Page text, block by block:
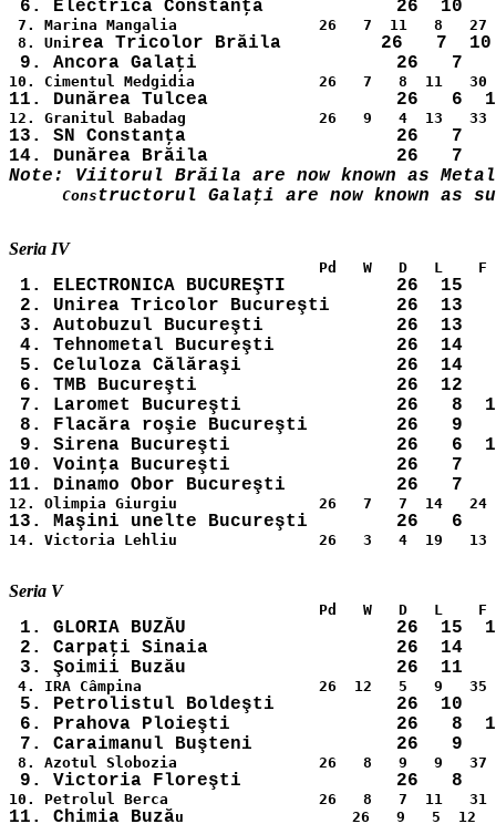
7. Marina Mangalia                26   7  11   8   27
8. Unirea Tricolor Brăila         26   7
13. SN Constanţa                   26   7
      Cons
1. ELECTRONICA BUCUREŞTI          26
2. Unirea Tricolor Bucureşti      26  13
3. Autobuzul Bucureşti            26  13
4. Tehnometal Bucureşti           26  14
5. Celuloza Călăraşi              26  14
6. TMB Bucureşti                  26  12
7. Laromet Bucureşti              26   8
8. Flacăra roşie Bucureşti        26   9
9. Sirena Bucureşti               26   6
10. Voinţa Bucureşti               26   7
14. Victoria Lehliu                26   3   4  19   13
1. GLORIA BUZĂU                   26  15
2. Carpaţi Sinaia                 26  14
3. Şoimii Buzău                   26  11
5. Petrolistul Boldeşti           26  10
6. Prahova Ploieşti               26   8
7. Caraimanul Buşteni             26   9
11. Chimia Buză